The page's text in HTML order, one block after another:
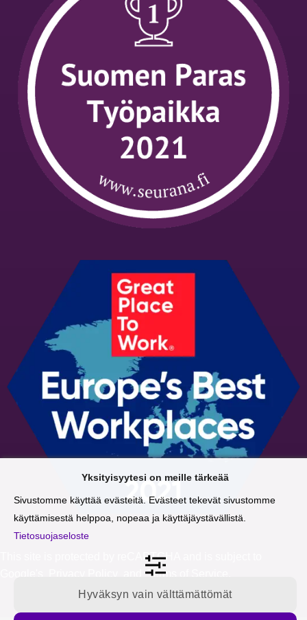
This site is protected by reCAPTCHA and is subject to
andTerms of Service
Yksityisyytesi on meille tärkeää
Sivustomme käyttää evästeitä. Evästeet tekevät sivustomme
käyttämisestä helppoa, nopeaa ja käyttäjäystävällistä.
Tietosuojaseloste
Hyväksyn vain välttämättömät